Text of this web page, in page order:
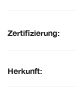
Zertifizierung:
Herkunft: